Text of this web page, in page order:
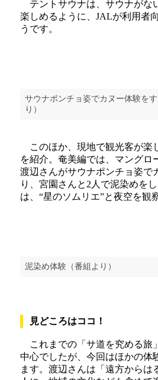
テントサウナは、サウナがな
楽しめるように、JALが利用者
うです。
サウナポンチョ姿でカヌー体験を
り）
このほか、現地で観光客が楽
を紹介。奄美編では、マングロ
渡辺さんがサウナポンチョ姿で
り、宮園さんと2人で泥染めを
は、“星のソムリエ”と夜空を観
泥染め体験（番組より）
見どころはココ！
これまでの「サ道を究める旅
中心でしたが、今回はほかの体
ます。渡辺さんは「遠方からは